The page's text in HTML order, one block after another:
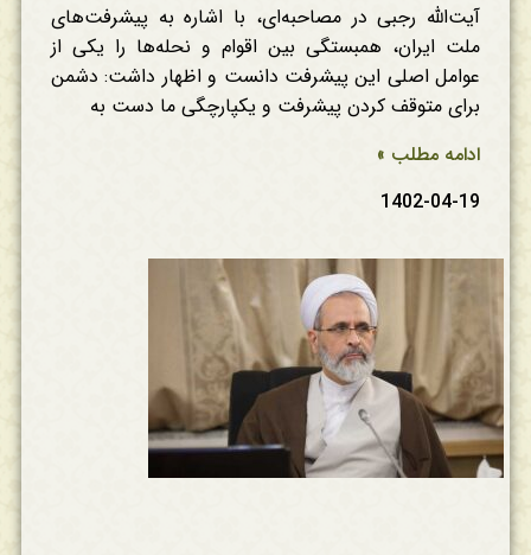
آیت‌الله رجبی در مصاحبه‌ای، با اشاره به پیشرفت‌های
ملت ایران، همبستگی بین اقوام و نحله‌ها را یکی از
عوامل اصلی این پیشرفت دانست و اظهار داشت: دشمن
برای متوقف کردن پیشرفت و یکپارچگی ما دست به
ادامه مطلب »
1402-04-19